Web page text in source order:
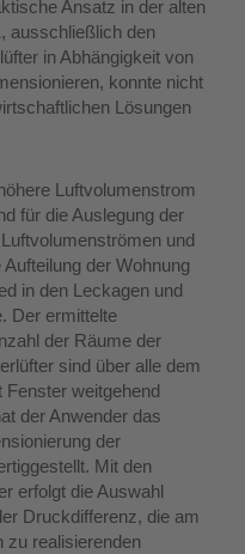
Ansatz in der alten
ausschließlich den
in Abhängigkeit von
konnte nicht
Lösungen
Luftvolumenstrom
für die Auslegung der
und
der Wohnung
in den Leckagen und
Der ermittelte
der Räume der
sind über alle dem
weitgehend
der Anwender das
der
Mit den
erfolgt die Auswahl
Druckdifferenz, die am
zu realisierenden